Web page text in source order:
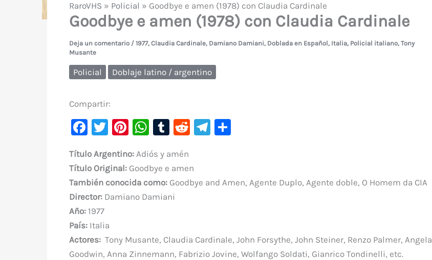
RaroVHS » Policial » Goodbye e amen (1978) con Claudia Cardinale
Goodbye e amen (1978) con Claudia Cardinale
Deja un comentario / 1977, Claudia Cardinale, Damiano Damiani, Doblada en Español, Italia, Policial italiano, Tony
Musante
Policial Doblaje latino / argentino
Compartir:
F
c
e
b
o
o
k
T
it
te
r
Pi
er
e
st
W
at
s
A
T
m
bl
r
R
di
t
Te
a
C
p
ar
Título Argentino: Adiós y amén
Título Original:Goodbye e amen
También conocida como:Goodbye and Amen, Agente Duplo, Agente doble, O Homem da CIA
Director:Damiano Damiani
Año:1977
País:Italia
Actores:Tony Musante, Claudia Cardinale, John Forsythe, John Steiner, Renzo Palmer, Angela
Goodwin, Anna Zinnemann, Fabrizio Jovine, Wolfango Soldati, Gianrico Tondinelli, etc.